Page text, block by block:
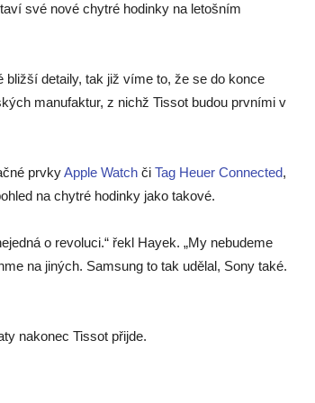
své nové chytré hodinky na letošním
detaily, tak již víme to, že se do konce
manufaktur, z nichž Tissot budou prvními v
prvkyApple Watch či Tag Heuer Connected,
na chytré hodinky jako takové.
o revoluci.“ řekl Hayek. „My nebudeme
na jiných. Samsung to tak udělal, Sony také.
nakonec Tissot přijde.